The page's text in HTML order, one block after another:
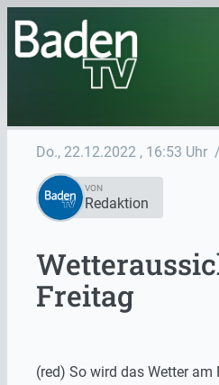
Do., 22.12.2022 , 16:53 Uhr /
VON
Redaktion
Freitag
(red) So wird das Wetter am